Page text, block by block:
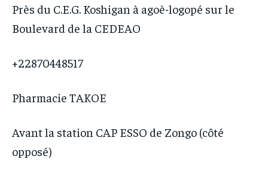
Près du C.E.G. Koshigan à agoè-logopé sur le
Boulevard de la CEDEAO
+22870448517
Pharmacie TAKOE
Avant la station CAP ESSO de Zongo (côté
opposé)